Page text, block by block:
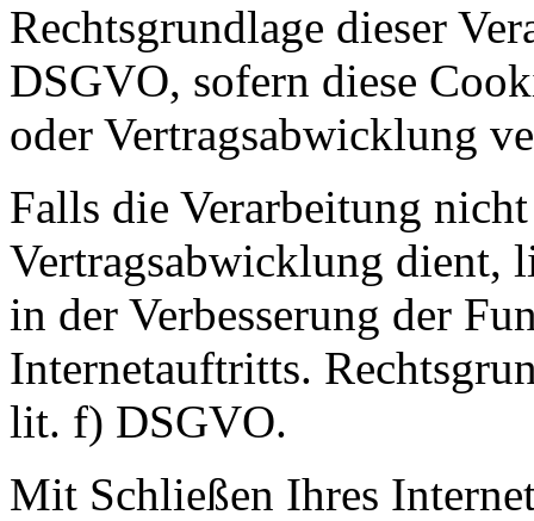
Rechtsgrundlage dieser
DSGVO, sofern diese
oder Vertragsabwicklung
Falls die Verarbeitung
Vertragsabwicklung dient,
in der Verbesserung der
Internetauftritts.
lit. f) DSGVO.
Mit Schließen Ihres